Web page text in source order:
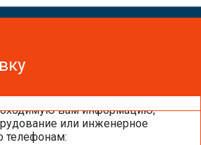
Оставить заявку
вам информацию,
или инженерное
телефонам: